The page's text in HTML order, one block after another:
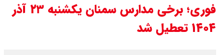
فوری؛ برخی مدارس سمنان یکشنبه ۲۳ آذر
۱۴۰۴ تعطیل شد